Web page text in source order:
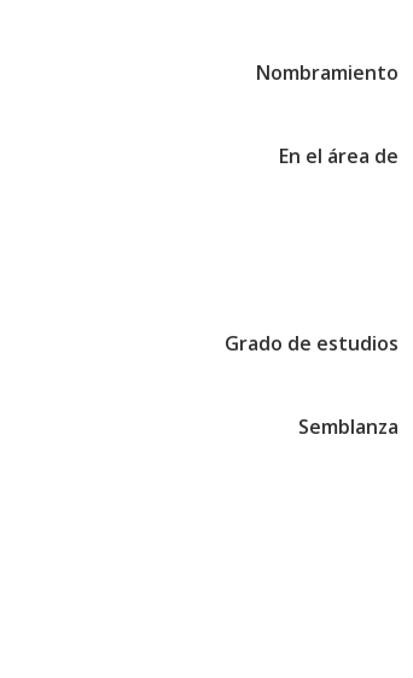
Nombramiento
En el área de
Grado de estudios
Semblanza